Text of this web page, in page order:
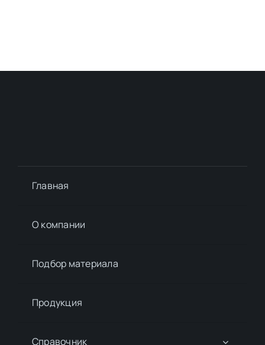
Главная
О компании
Подбор материалa
Продукция
Справочник